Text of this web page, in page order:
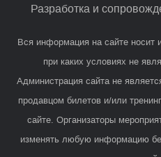
Разработка и
Вся информация на сайте носит
при каких условиях не
Администрация сайта не
продавцом билетов и/или
сайте. Организаторы
изменять любую информацию